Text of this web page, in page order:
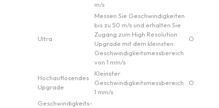
m/s
Ultra
Messen Sie Geschwindigkeiten
bis zu 50 m/s und erhalten Sie
Zugang zum High Resolution
Upgrade mit dem kleinsten
Geschwindigkeitsmessbereich
von 1 mm/s
O
Hochauflösendes
Upgrade
Kleinster
Geschwindigkeitsmessbereich
1 mm/s
O
Geschwindigkeits-